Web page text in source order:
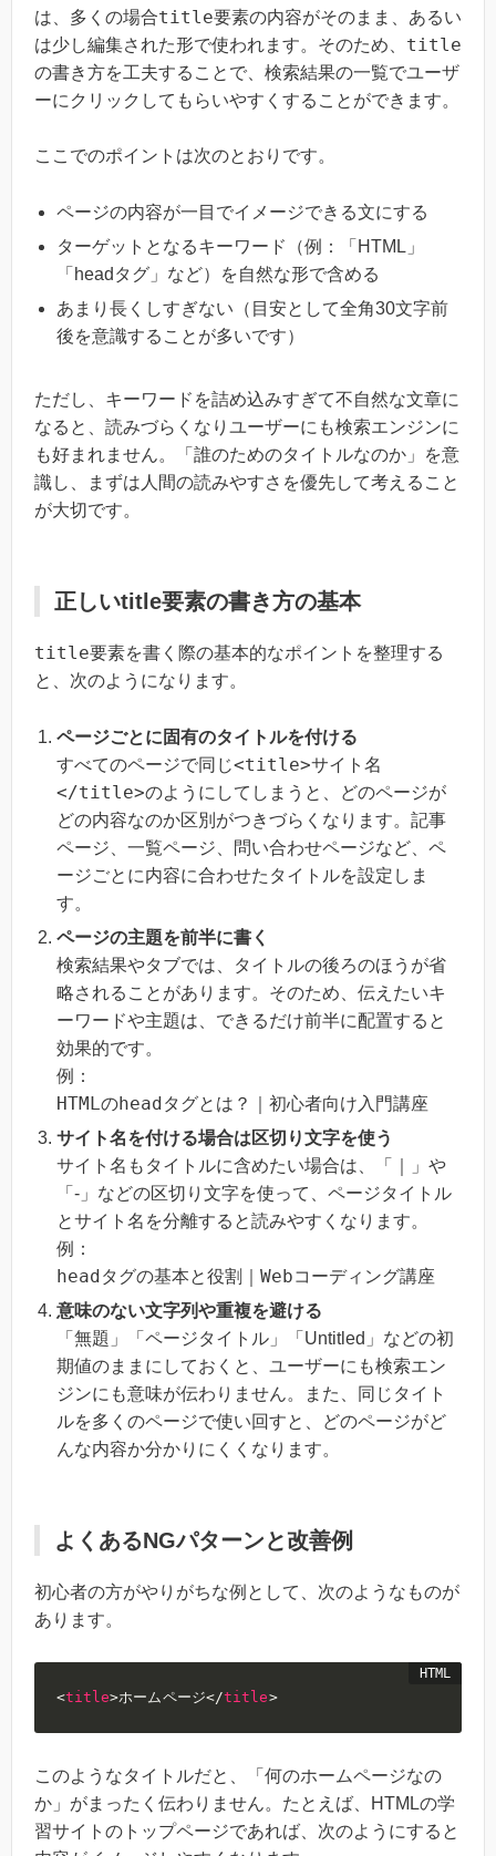
は、多くの場合title要素の内容がそのまま、あるい
は少し編集された形で使われます。そのため、 title
の書き方を工夫することで、検索結果の一覧でユーザ
ーにクリックしてもらいやすくすることができます。
ここでのポイントは次のとおりです。
ページの内容が一目でイメージできる文にする
ターゲットとなるキーワード（例：「HTML」
「headタグ」など）を自然な形で含める
あまり長くしすぎない（目安として全角30文字前
後を意識することが多いです）
ただし、キーワードを詰め込みすぎて不自然な文章に
なると、読みづらくなりユーザーにも検索エンジンに
も好まれません。「誰のためのタイトルなのか」を意
識し、まずは人間の読みやすさを優先して考えること
が大切です。
正しいtitle要素の書き方の基本
title要素を書く際の基本的なポイントを整理する
と、次のようになります。
ページごとに固有のタイトルを付ける
すべてのページで同じ<title>サイト名
</title>のようにしてしまうと、どのページが
どの内容なのか区別がつきづらくなります。記事
ページ、一覧ページ、問い合わせページなど、ペ
ージごとに内容に合わせたタイトルを設定しま
す。
ページの主題を前半に書く
検索結果やタブでは、タイトルの後ろのほうが省
略されることがあります。そのため、伝えたいキ
ーワードや主題は、できるだけ前半に配置すると
効果的です。
例：
HTMLのheadタグとは？｜初心者向け入門講座
サイト名を付ける場合は区切り文字を使う
サイト名もタイトルに含めたい場合は、「｜」や
「-」などの区切り文字を使って、ページタイトル
とサイト名を分離すると読みやすくなります。
例：
headタグの基本と役割｜Webコーディング講座
意味のない文字列や重複を避ける
「無題」「ページタイトル」「Untitled」などの初
期値のままにしておくと、ユーザーにも検索エン
ジンにも意味が伝わりません。また、同じタイト
ルを多くのページで使い回すと、どのページがど
んな内容か分かりにくくなります。
よくあるNGパターンと改善例
初心者の方がやりがちな例として、次のようなものが
あります。
<title>ホームページ</title>
このようなタイトルだと、「何のホームページなの
か」がまったく伝わりません。たとえば、HTMLの学
習サイトのトップページであれば、次のようにすると